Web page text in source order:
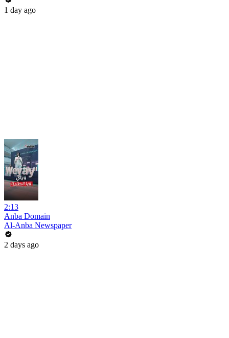
1 day ago
2:13
Anba Domain
Al-Anba Newspaper
2 days ago